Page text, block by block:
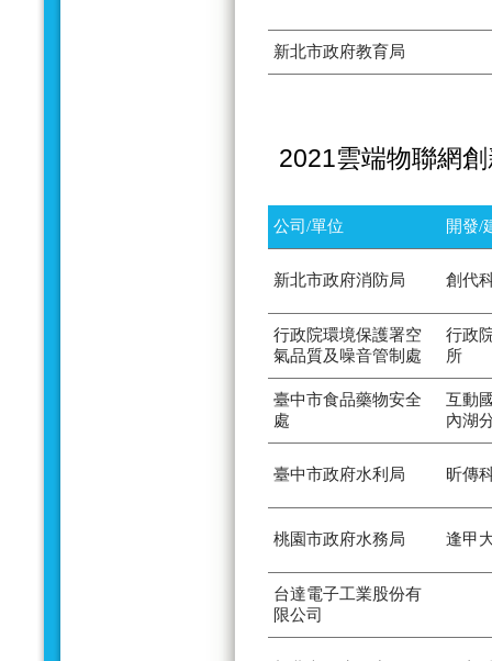
新北市政府教育局
2021雲端物聯網
公司/單位 開發/
新北市政府消防局 創代
行政院環境保護署空
氣品質及噪音管制處
行政
所
臺中市食品藥物安全
處
互動
內湖
臺中市政府水利局 昕傳
桃園市政府水務局 逢甲
台達電子工業股份有
限公司